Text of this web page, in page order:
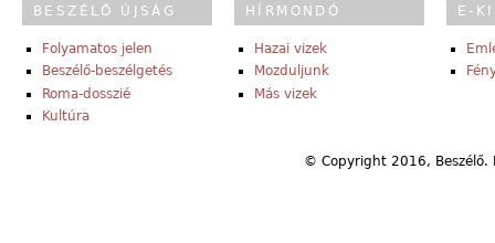
BESZÉLŐ ÚJSÁG
Folyamatos jelen
Beszélő-beszélgetés
Roma-dosszié
Kultúra
HÍRMONDÓ
Hazai vizek
Mozduljunk
Más vizek
E-
© Copyright 2016,